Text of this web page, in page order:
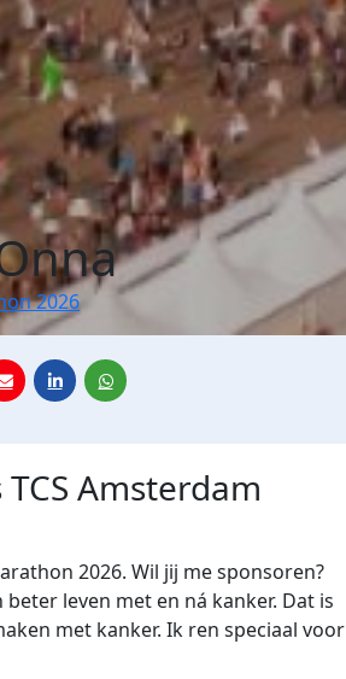
2026
Amsterdam
2026. Wil jij me sponsoren?
leven met en ná kanker. Dat is
met kanker. Ik ren speciaal voor